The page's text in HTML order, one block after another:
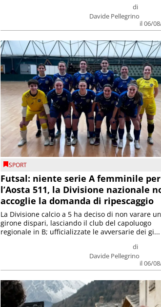
di
Davide Pellegrino
il 06/
SPORT
Futsal: niente serie A femminile per
l’Aosta 511, la Divisione nazionale
accoglie la domanda di ripescaggio
di
Davide Pellegrino
il 06/
La Divisione calcio a 5 ha deciso di non varare un
girone dispari, lasciando il club del capoluogo
regionale in B; ufficializzate le avversarie dei gi...